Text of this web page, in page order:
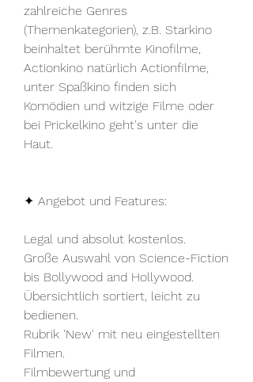
zahlreiche Genres
(Themenkategorien), z.B. Starkino
beinhaltet berühmte Kinofilme,
Actionkino natürlich Actionfilme,
unter Spaßkino finden sich
Komödien und witzige Filme oder
bei Prickelkino geht's unter die
Haut.
✦ Angebot und Features:
Legal und absolut kostenlos.
Große Auswahl von Science-Fiction
bis Bollywood and Hollywood.
Übersichtlich sortiert, leicht zu
bedienen.
Rubrik 'New' mit neu eingestellten
Filmen.
Filmbewertung und